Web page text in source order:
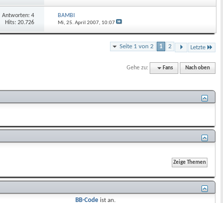
Antworten: 4
Hits: 20.726
BAMBI
Mi, 25. April 2007, 10:07
Seite 1 von 2 1 2 Letzte
Gehe zu: Fans Nach oben
BB-Codeist an.